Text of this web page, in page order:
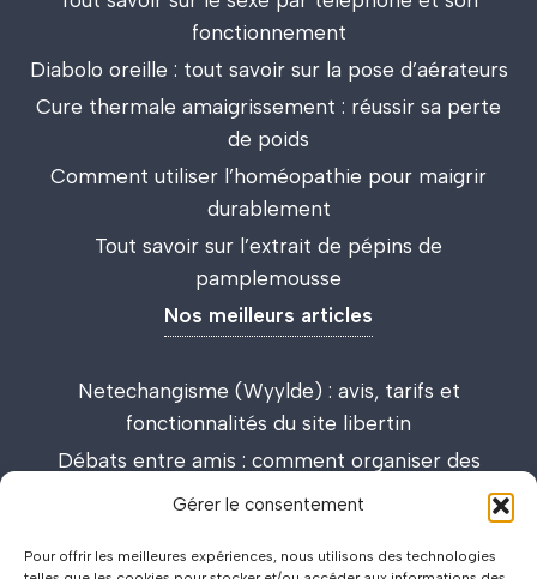
Gérer le consentement
Pour offrir les meilleures expériences, nous utilisons des technologies
fonctionnement
Diabolo oreille : tout savoir sur la pose d’aérateurs
Cure thermale amaigrissement : réussir sa perte
de poids
Comment utiliser l’homéopathie pour maigrir
durablement
Tout savoir sur l’extrait de pépins de
pamplemousse
Nos meilleurs articles
Netechangisme (Wyylde) : avis, tarifs et
fonctionnalités du site libertin
Débats entre amis : comment organiser des
discussions passionnantes et enrichissantes
Lieux de drague : carte interactive et guide des
meilleurs spots